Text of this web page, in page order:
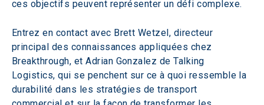
ces objectifs peuvent représenter un défi complexe.
Entrez en contact avec Brett Wetzel, directeur
principal des connaissances appliquées chez
Breakthrough, et Adrian Gonzalez de Talking
Logistics, qui se penchent sur ce à quoi ressemble la
durabilité dans les stratégies de transport